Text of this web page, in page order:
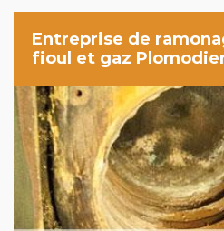
Entreprise de
fioul et gaz